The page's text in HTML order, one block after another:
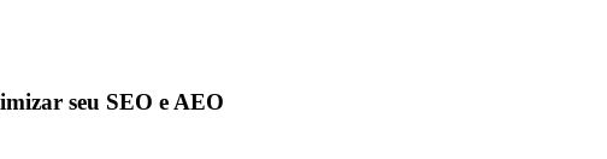
seu SEO e AEO